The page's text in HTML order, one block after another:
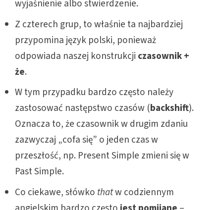
wyjaśnienie albo stwierdzenie.
Z czterech grup, to właśnie ta najbardziej
przypomina język polski, ponieważ
odpowiada naszej konstrukcji czasownik +
że.
W tym przypadku bardzo często należy
zastosować następstwo czasów (backshift).
Oznacza to, że czasownik w drugim zdaniu
zazwyczaj „cofa się” o jeden czas w
przeszłość, np. Present Simple zmieni się w
Past Simple.
Co ciekawe, słówko thatw codziennym